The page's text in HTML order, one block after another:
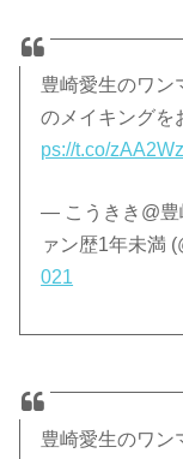
豊崎愛生のワン
のメイキングを
ps://t.co/
— こうきき@
ァン歴1年未満
021
豊崎愛生のワン